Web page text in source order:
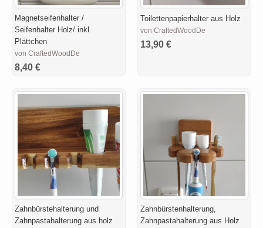
Magnetseifenhalter /
Seifenhalter Holz/ inkl.
Plättchen
von CraftedWoodDe
8,40 €
Toilettenpapierhalter aus Holz
von CraftedWoodDe
13,90 €
Zahnbürstehalterung und
Zahnpastahalterung aus holz
Zahnbürstenhalterung,
Zahnpastahalterung aus Holz